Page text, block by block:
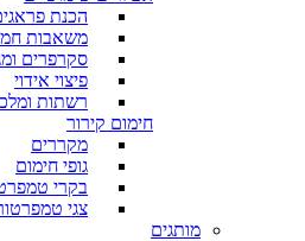
הכנת
משאבות
סקרפרים
פיצוי אידוי
רשתות
חימום קירור
מקררים
גופי חימום
בקרי
צגי
מותגים